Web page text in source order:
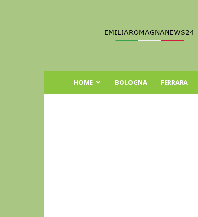
Romagna
HOME BOLOGNA FERRARA